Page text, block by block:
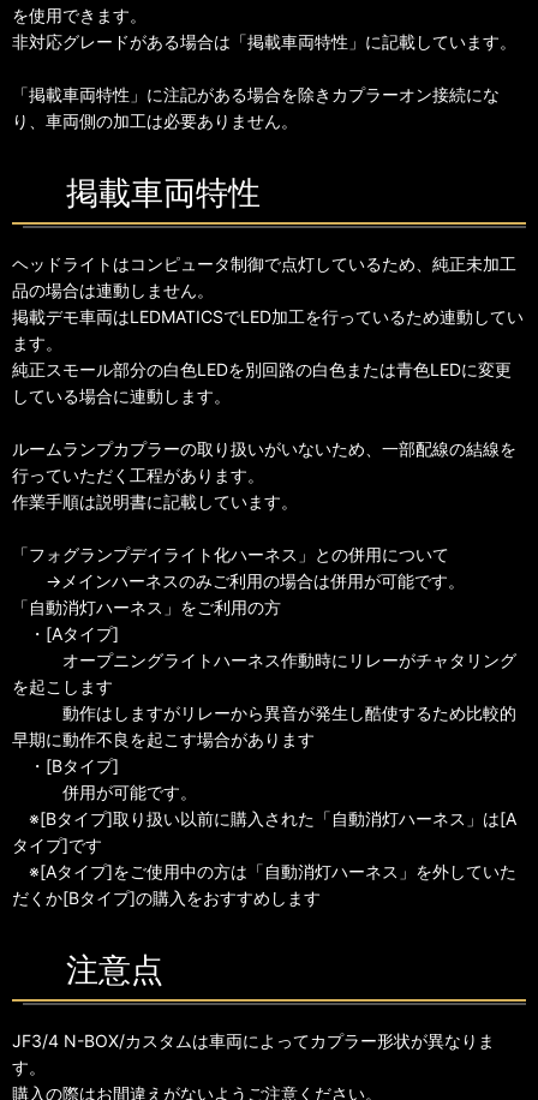
を使用できます。
非対応グレードがある場合は「掲載車両特性」に記載しています。
「掲載車両特性」に注記がある場合を除きカプラーオン接続にな
り、車両側の加工は必要ありません。
掲載車両特性
ヘッドライトはコンピュータ制御で点灯しているため、純正未加工
品の場合は連動しません。
掲載デモ車両はLEDMATICSでLED加工を行っているため連動してい
ます。
純正スモール部分の白色LEDを別回路の白色または青色LEDに変更
している場合に連動します。
ルームランプカプラーの取り扱いがいないため、一部配線の結線を
行っていただく工程があります。
作業手順は説明書に記載しています。
「フォグランプデイライト化ハーネス」との併用について
→メインハーネスのみご利用の場合は併用が可能です。
「自動消灯ハーネス」をご利用の方
・[Aタイプ]
オープニングライトハーネス作動時にリレーがチャタリング
を起こします
動作はしますがリレーから異音が発生し酷使するため比較的
早期に動作不良を起こす場合があります
・[Bタイプ]
併用が可能です。
※[Bタイプ]取り扱い以前に購入された「自動消灯ハーネス」は[A
タイプ]です
※[Aタイプ]をご使用中の方は「自動消灯ハーネス」を外していた
だくか[Bタイプ]の購入をおすすめします
注意点
JF3/4 N-BOX/カスタムは車両によってカプラー形状が異なりま
す。
購入の際はお間違えがないようご注意ください。